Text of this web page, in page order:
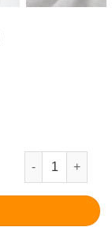
100%羊毛-半